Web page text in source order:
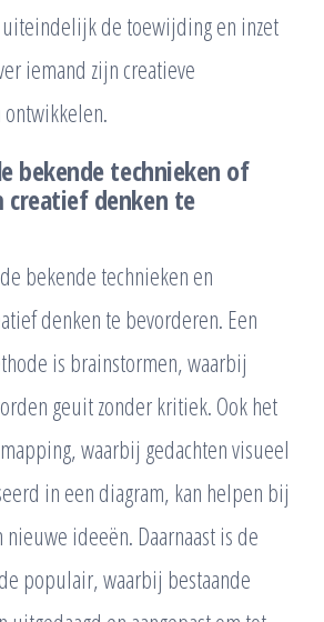
de toewijding en inzet
iemand zijn creatieve
bekende technieken of
creatief denken te
bekende technieken en
denken te bevorderen. Een
is brainstormen, waarbij
geuit zonder kritiek. Ook het
waarbij gedachten visueel
in een diagram, kan helpen bij
nieuwe ideeën. Daarnaast is de
populair, waarbij bestaande